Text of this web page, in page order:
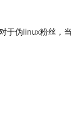
于伪linux粉丝，当